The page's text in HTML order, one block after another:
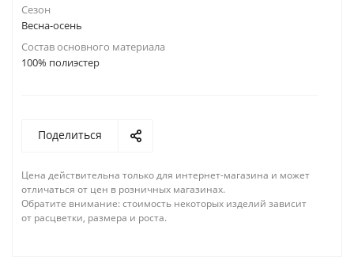
Сезон
Весна-осень
Состав основного материала
100% полиэстер
Поделиться
Цена действительна только для интернет-магазина и может
отличаться от цен в розничных магазинах.
Обратите внимание: стоимость некоторых изделий зависит
от расцветки, размера и роста.